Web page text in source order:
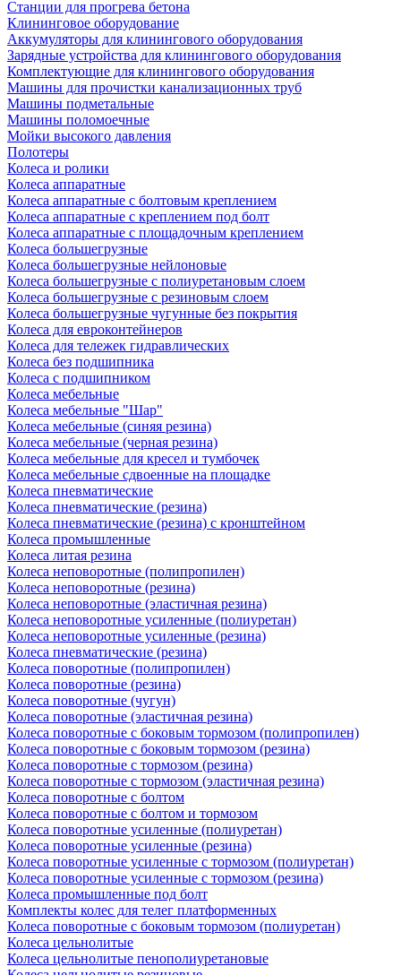
Станции для прогрева бетона
Клининговое оборудование
Аккумуляторы для клинингового оборудования
Зарядные устройства для клинингового оборудования
Комплектующие для клинингового оборудования
Машины для прочистки канализационных труб
Машины подметальные
Машины поломоечные
Мойки высокого давления
Полотеры
Колеса и ролики
Колеса аппаратные
Колеса аппаратные с болтовым креплением
Колеса аппаратные с креплением под болт
Колеса аппаратные с площадочным креплением
Колеса большегрузные
Колеса большегрузные нейлоновые
Колеса большегрузные с полиуретановым слоем
Колеса большегрузные с резиновым слоем
Колеса большегрузные чугунные без покрытия
Колеса для евроконтейнеров
Колеса для тележек гидравлических
Колеса без подшипника
Колеса с подшипником
Колеса мебельные
Колеса мебельные "Шар"
Колеса мебельные (синяя резина)
Колеса мебельные (черная резина)
Колеса мебельные для кресел и тумбочек
Колеса мебельные сдвоенные на площадке
Колеса пневматические
Колеса пневматические (резина)
Колеса пневматические (резина) с кронштейном
Колеса промышленные
Колеса литая резина
Колеса неповоротные (полипропилен)
Колеса неповоротные (резина)
Колеса неповоротные (эластичная резина)
Колеса неповоротные усиленные (полиуретан)
Колеса неповоротные усиленные (резина)
Колеса пневматические (резина)
Колеса поворотные (полипропилен)
Колеса поворотные (резина)
Колеса поворотные (чугун)
Колеса поворотные (эластичная резина)
Колеса поворотные c боковым тормозом (полипропилен)
Колеса поворотные c боковым тормозом (резина)
Колеса поворотные c тормозом (резина)
Колеса поворотные c тормозом (эластичная резина)
Колеса поворотные с болтом
Колеса поворотные с болтом и тормозом
Колеса поворотные усиленные (полиуретан)
Колеса поворотные усиленные (резина)
Колеса поворотные усиленные с тормозом (полиуретан)
Колеса поворотные усиленные с тормозом (резина)
Колеса промышленные под болт
Комплекты колес для телег платформенных
Колеса поворотные c боковым тормозом (полиуретан)
Колеса цельнолитые
Колеса цельнолитые пенополиуретановые